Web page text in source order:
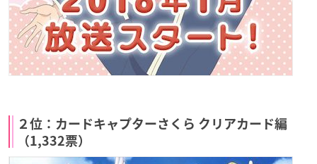
２位：カードキャプターさくら クリアカード編
（1,332票）